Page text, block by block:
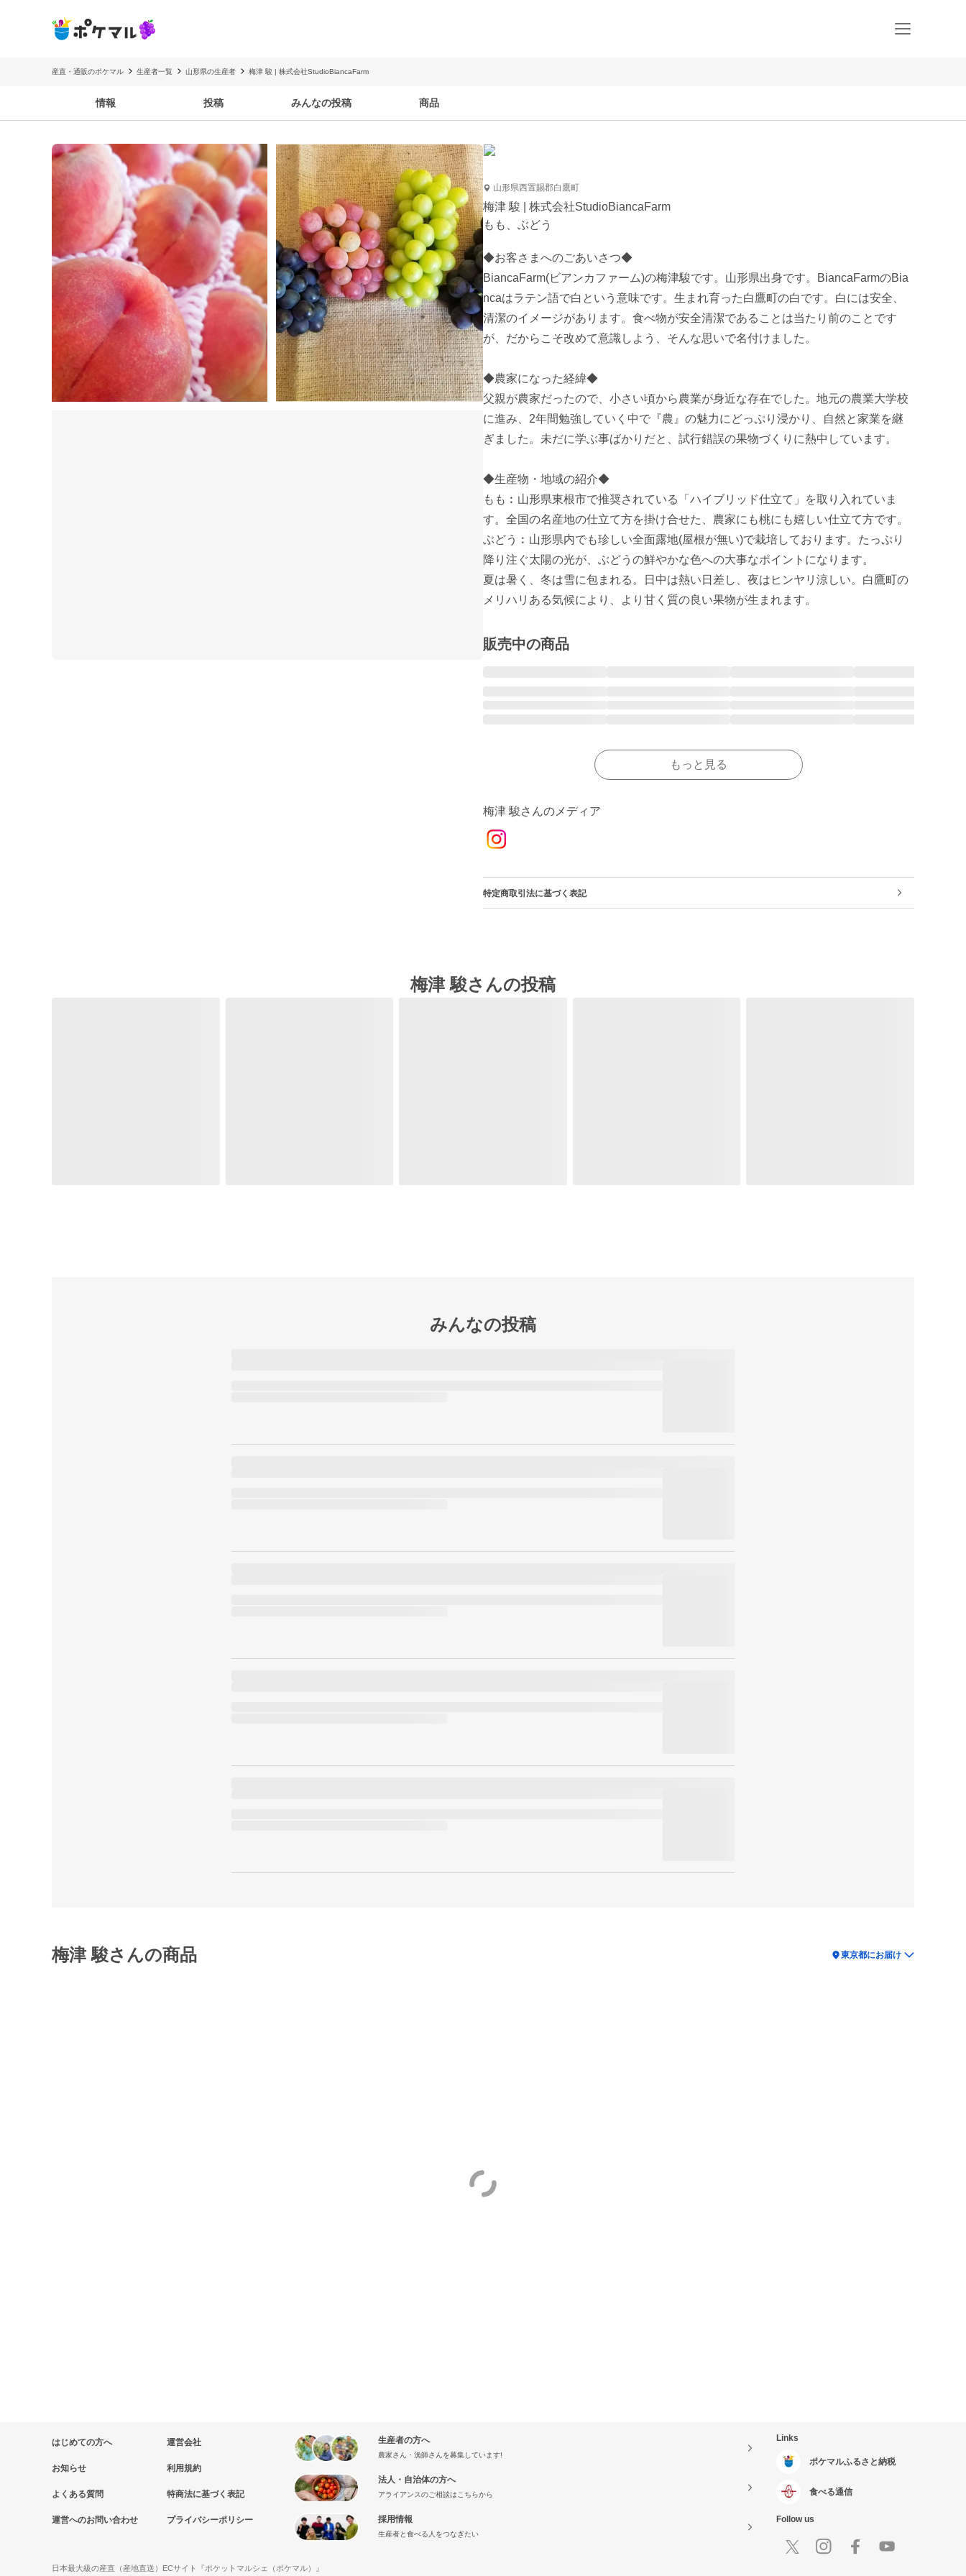
産直・通販のポケマル 生産者一覧 山形県の生産者 梅津 駿 | 株式会社StudioBiancaFarm
情報 投稿 みんなの投稿 商品
山形県西置賜郡白鷹町
梅津 駿 | 株式会社StudioBiancaFarm
もも、ぶどう
◆お客さまへのごあいさつ◆
BiancaFarm(ビアンカファーム)の梅津駿です。山形県出身です。BiancaFarmのBia
ncaはラテン語で白という意味です。生まれ育った白鷹町の白です。白には安全、
清潔のイメージがあります。食べ物が安全清潔であることは当たり前のことです
が、だからこそ改めて意識しよう、そんな思いで名付けました。
◆農家になった経緯◆
父親が農家だったので、小さい頃から農業が身近な存在でした。地元の農業大学校
に進み、2年間勉強していく中で『農』の魅力にどっぷり浸かり、自然と家業を継
ぎました。未だに学ぶ事ばかりだと、試行錯誤の果物づくりに熱中しています。
◆生産物・地域の紹介◆
もも︰山形県東根市で推奨されている「ハイブリッド仕立て」を取り入れていま
す。全国の名産地の仕立て方を掛け合せた、農家にも桃にも嬉しい仕立て方です。
ぶどう︰山形県内でも珍しい全面露地(屋根が無い)で栽培しております。たっぷり
降り注ぐ太陽の光が、ぶどうの鮮やかな色への大事なポイントになります。
夏は暑く、冬は雪に包まれる。日中は熱い日差し、夜はヒンヤリ涼しい。白鷹町の
メリハリある気候により、より甘く質の良い果物が生まれます。
販売中の商品
もっと見る
梅津 駿さんのメディア
特定商取引法に基づく表記
梅津 駿さんの投稿
みんなの投稿
梅津 駿さんの商品 location_on東京都にお届け
はじめての方へ
お知らせ
よくある質問
運営へのお問い合わせ
運営会社
利用規約
特商法に基づく表記
プライバシーポリシー
生産者の方へ
農家さん・漁師さんを募集しています!
法人・自治体の方へ
アライアンスのご相談はこちらから
採用情報
生産者と食べる人をつなぎたい
Links
ポケマルふるさと納税
食べる通信
Follow us
日本最大級の産直（産地直送）ECサイト『ポケットマルシェ（ポケマル）』